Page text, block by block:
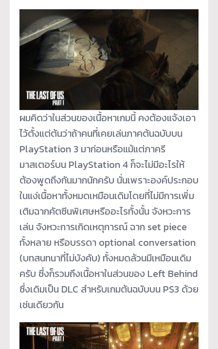
ผมคิดว่าในส่วนของเนื้อหาเกมนี้ คงต้องแจ้งเอา
ไว้ตั้งแต่ต้นว่าถ้าคนที่เคยเล่นภาคต้นฉบับบน
PlayStation 3 มาก่อนหรือแม้แต่ภาครี
มาสเตอร์บน PlayStation 4 ก็จะไม่มีอะไรให้
ต้องพูดถึงกันมากนักครับ นั่นเพราะองค์ประกอบ
ในแง่เนื้อหาทั้งหมดเหมือนเดิมโดยที่ไม่มีการเพิ่ม
เติมฉากคัตซีนพิเศษหรืออะไรทั้งนั้น จังหวะการ
เล่น จังหวะการเกิดเหตุการณ์ ฉาก set piece
ทั้งหลาย หรือบรรดา optional conversation
(บทสนทนาที่ไม่บังคับ) ทั้งหมดล้วนมีเหมือนเดิม
ครับ ซึ่งก็รวมถึงเนื้อหาในส่วนของ Left Behind
ซึ่งเดิมเป็น DLC สำหรับเกมต้นฉบับบน PS3 ด้วย
เช่นเดียวกัน